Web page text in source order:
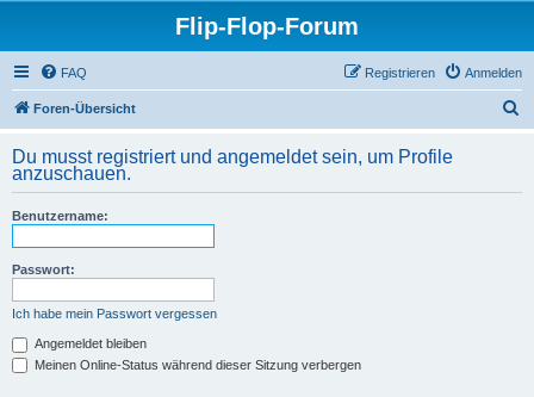
Flip-Flop-Forum
FAQ Anmelden
Registrieren
Foren-Übersicht
h
Du musst registriert und angemeldet sein, um Profile
anzuschauen.
Benutzername:
Passwort:
Ich habe mein Passwort vergessen
Angemeldet bleiben
Meinen Online-Status während dieser Sitzung verbergen